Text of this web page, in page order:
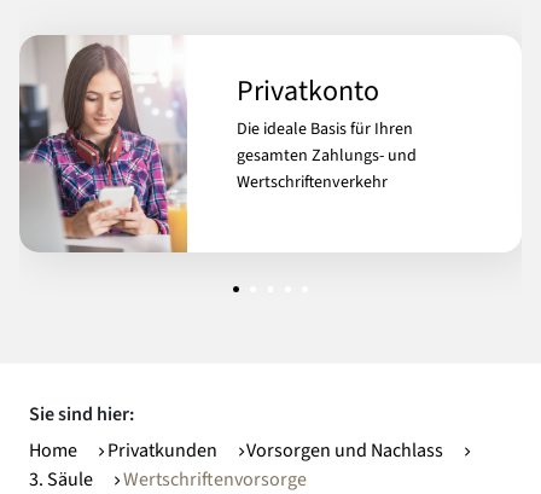
Privatkonto
Die ideale Basis für Ihren
gesamten Zahlungs- und
Wertschriftenverkehr
Sie sind hier:
Home
Privatkunden
Vorsorgen und Nachlass
3. Säule
Wertschriftenvorsorge